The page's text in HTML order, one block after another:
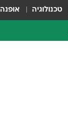
טכנולוגיה אופנה